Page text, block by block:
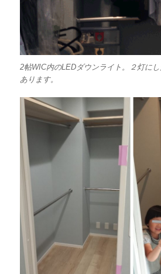
2帖WIC内のLEDダウンライト。２灯に
あります。